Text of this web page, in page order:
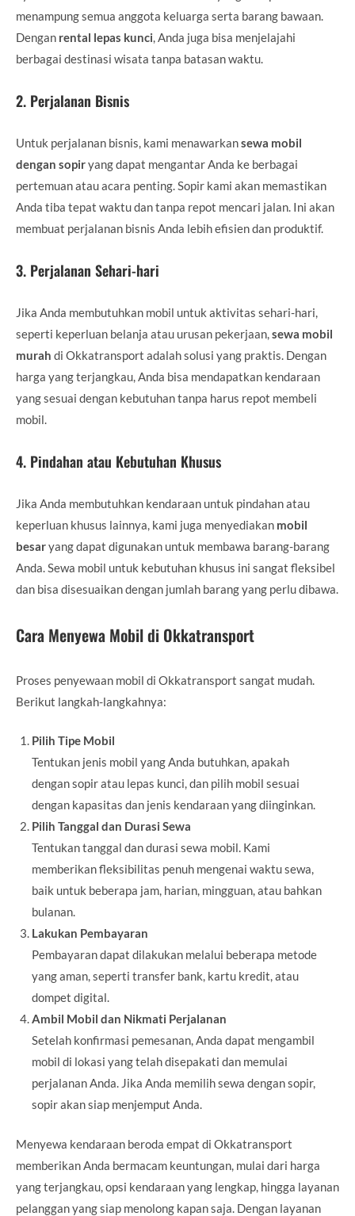
menampung semua anggota keluarga serta barang bawaan.
Dengan rental lepas kunci , Anda juga bisa menjelajahi
berbagai destinasi wisata tanpa batasan waktu.
2. Perjalanan Bisnis
Untuk perjalanan bisnis, kami menawarkansewa mobil
dengan sopiryang dapat mengantar Anda ke berbagai
pertemuan atau acara penting. Sopir kami akan memastikan
Anda tiba tepat waktu dan tanpa repot mencari jalan. Ini akan
membuat perjalanan bisnis Anda lebih efisien dan produktif.
3. Perjalanan Sehari-hari
Jika Anda membutuhkan mobil untuk aktivitas sehari-hari,
seperti keperluan belanja atau urusan pekerjaan, sewa mobil
murah di Okkatransport adalah solusi yang praktis. Dengan
harga yang terjangkau, Anda bisa mendapatkan kendaraan
yang sesuai dengan kebutuhan tanpa harus repot membeli
mobil.
4. Pindahan atau Kebutuhan Khusus
Jika Anda membutuhkan kendaraan untuk pindahan atau
keperluan khusus lainnya, kami juga menyediakan mobil
besaryang dapat digunakan untuk membawa barang-barang
Anda. Sewa mobil untuk kebutuhan khusus ini sangat fleksibel
dan bisa disesuaikan dengan jumlah barang yang perlu dibawa.
Cara Menyewa Mobil di Okkatransport
Proses penyewaan mobil di Okkatransport sangat mudah.
Berikut langkah-langkahnya:
Pilih Tipe Mobil
Tentukan jenis mobil yang Anda butuhkan, apakah
dengan sopir atau lepas kunci, dan pilih mobil sesuai
dengan kapasitas dan jenis kendaraan yang diinginkan.
Pilih Tanggal dan Durasi Sewa
Tentukan tanggal dan durasi sewa mobil. Kami
memberikan fleksibilitas penuh mengenai waktu sewa,
baik untuk beberapa jam, harian, mingguan, atau bahkan
bulanan.
Lakukan Pembayaran
Pembayaran dapat dilakukan melalui beberapa metode
yang aman, seperti transfer bank, kartu kredit, atau
dompet digital.
Ambil Mobil dan Nikmati Perjalanan
Setelah konfirmasi pemesanan, Anda dapat mengambil
mobil di lokasi yang telah disepakati dan memulai
perjalanan Anda. Jika Anda memilih sewa dengan sopir,
sopir akan siap menjemput Anda.
Menyewa kendaraan beroda empat di Okkatransport
memberikan Anda bermacam keuntungan, mulai dari harga
yang terjangkau, opsi kendaraan yang lengkap, hingga layanan
pelanggan yang siap menolong kapan saja. Dengan layanan